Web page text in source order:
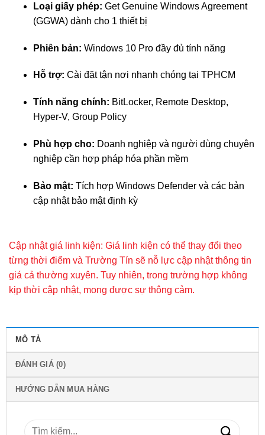
Loại giấy phép: Get Genuine Windows Agreement
(GGWA) dành cho 1 thiết bị
Phiên bản: Windows 10 Pro đầy đủ tính năng
Hỗ trợ: Cài đặt tận nơi nhanh chóng tại TPHCM
Tính năng chính: BitLocker, Remote Desktop,
Hyper-V, Group Policy
Phù hợp cho: Doanh nghiệp và người dùng chuyên
nghiệp cần hợp pháp hóa phần mềm
Bảo mật: Tích hợp Windows Defender và các bản
cập nhật bảo mật định kỳ
Cập nhật giá linh kiện: Giá linh kiện có thể thay đổi theo
từng thời điểm và Trường Tín sẽ nỗ lực cập nhật thông tin
giá cả thường xuyên. Tuy nhiên, trong trường hợp không
kịp thời cập nhật, mong được sự thông cảm.
MÔ TẢ
ĐÁNH GIÁ (0)
HƯỚNG DẪN MUA HÀNG
Tìm